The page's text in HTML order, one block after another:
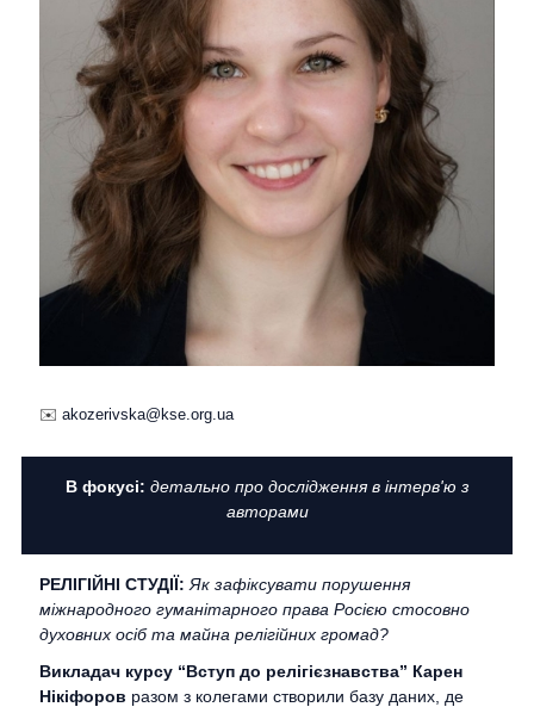
✉️ akozerivska@kse.org.ua
В фокусі: детально про дослідження в інтерв'ю з
авторами
РЕЛІГІЙНІ СТУДІЇ: Як зафіксувати порушення
міжнародного гуманітарного права Росією стосовно
духовних осіб та майна релігійних громад?
Викладач курсу “Вступ до релігієзнавства” Карен
Нікіфоров разом з колегами створили базу даних , де